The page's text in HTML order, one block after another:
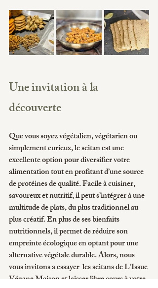
Une invitation à la
découverte
Que vous soyez végétalien, végétarien ou
simplement curieux, le seitan est une
excellente option pour diversifier votre
alimentation tout en profitant d’une source
de protéines de qualité. Facile à cuisiner,
savoureux et nutritif, il peut s’intégrer à une
multitude de plats, du plus traditionnel au
plus créatif. En plus de ses bienfaits
nutritionnels, il permet de réduire son
empreinte écologique en optant pour une
alternative végétale durable. Alors, nous
vous invitons a essayer  les seitans de L’Issue
Végane Maison et laisser libre cours à votre